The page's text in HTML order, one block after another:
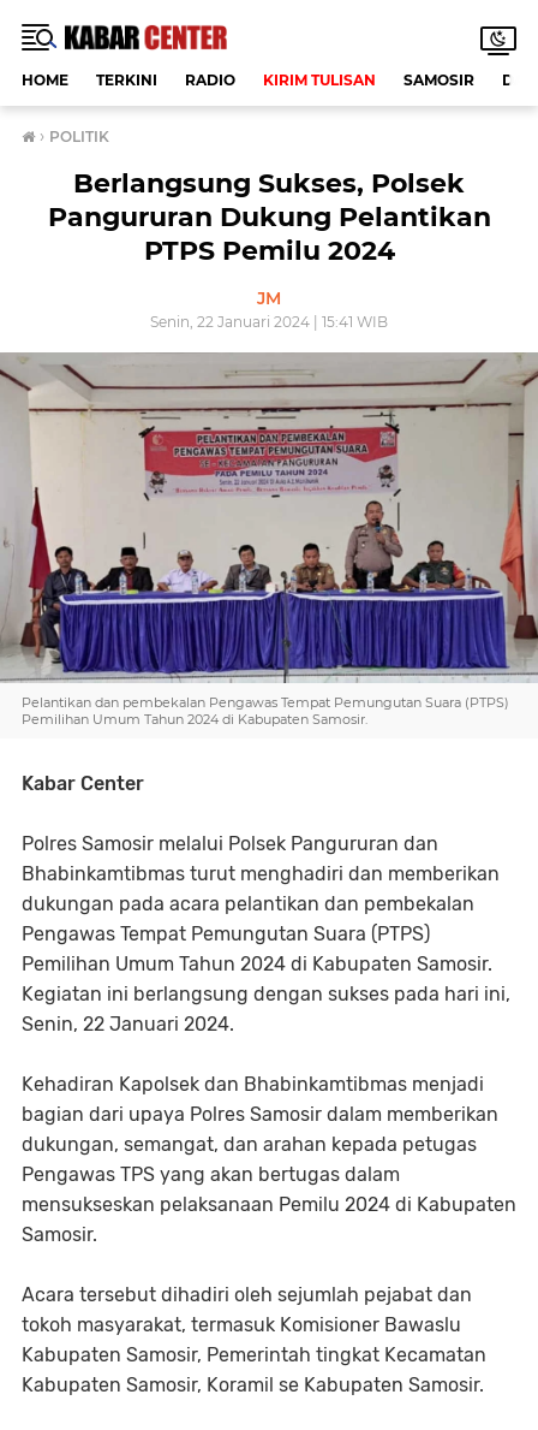
HOME TERKINI RADIO KIRIM TULISAN SAMOSIR
› POLITIK
Berlangsung Sukses, Polsek
Pangururan Dukung Pelantikan
PTPS Pemilu 2024
JM
Senin, 22 Januari 2024 | 15:41 WIB
Pelantikan dan pembekalan Pengawas Tempat Pemungutan Suara (PTPS)
Pemilihan Umum Tahun 2024 di Kabupaten Samosir.
Kabar Center
Polres Samosir melalui Polsek Pangururan dan
Bhabinkamtibmas turut menghadiri dan memberikan
dukungan pada acara pelantikan dan pembekalan
Pengawas Tempat Pemungutan Suara (PTPS)
Pemilihan Umum Tahun 2024 di Kabupaten Samosir.
Kegiatan ini berlangsung dengan sukses pada hari ini,
Senin, 22 Januari 2024.
Kehadiran Kapolsek dan Bhabinkamtibmas menjadi
bagian dari upaya Polres Samosir dalam memberikan
dukungan, semangat, dan arahan kepada petugas
Pengawas TPS yang akan bertugas dalam
mensukseskan pelaksanaan Pemilu 2024 di Kabupaten
Samosir.
Acara tersebut dihadiri oleh sejumlah pejabat dan
tokoh masyarakat, termasuk Komisioner Bawaslu
Kabupaten Samosir, Pemerintah tingkat Kecamatan
Kabupaten Samosir, Koramil se Kabupaten Samosir.